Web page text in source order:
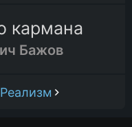
кармана
Бажов